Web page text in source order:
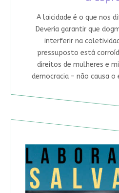
A laicidade é o que nos
Deveria garantir que
interferir na
pressuposto está
direitos de mulheres e
democracia – não causa o